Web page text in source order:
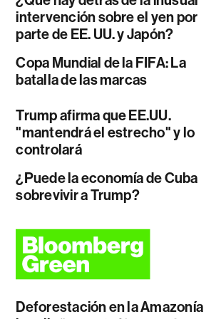
intervención sobre el yen por
parte de EE. UU. y Japón?
Copa Mundial de la FIFA: La
batalla de las marcas
Trump afirma que EE.UU.
"mantendrá el estrecho" y lo
controlará
¿Puede la economía de Cuba
sobrevivir a Trump?
Deforestación en la Amazonía